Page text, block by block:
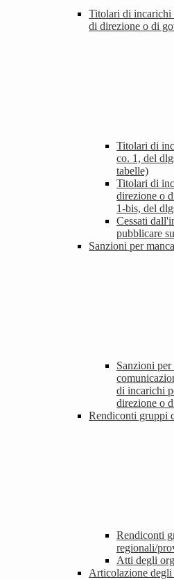
Titolari di incarichi
di direzione o di
Titolari di
co. 1, del
tabelle)
Titolari di
direzione o
1-bis, del
Cessati
pubblicare
Sanzioni per
Sanzioni per
di incarichi
direzione o
Rendiconti gruppi
Rendiconti
regionali/
Atti degli
Articolazione